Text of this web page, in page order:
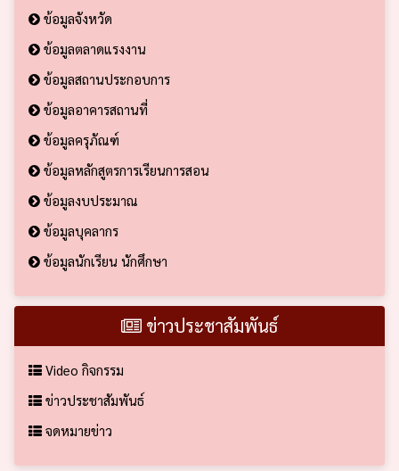
ข้อมูลจังหวัด
ข้อมูลตลาดแรงงาน
ข้อมูลสถานประกอบการ
ข้อมูลอาคารสถานที่
ข้อมูลครุภัณฑ์
ข้อมูลหลักสูตรการเรียนการสอน
ข้อมูลงบประมาณ
ข้อมูลบุคลากร
ข้อมูลนักเรียน นักศึกษา
ข่าวประชาสัมพันธ์
Video กิจกรรม
ข่าวประชาสัมพันธ์
จดหมายข่าว